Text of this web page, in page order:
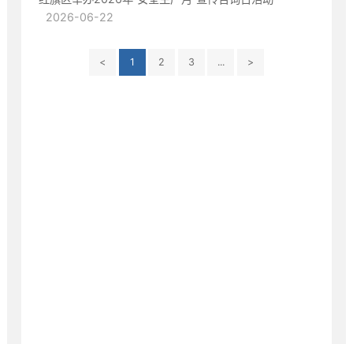
2026-06-22
< 1 2 3 ... >